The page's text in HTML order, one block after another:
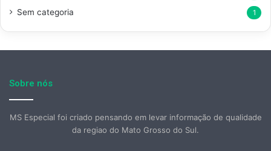
Sem categoria 1
Sobre nós
MS Especial foi criado pensando em levar informação de qualidade
da regiao do Mato Grosso do Sul.